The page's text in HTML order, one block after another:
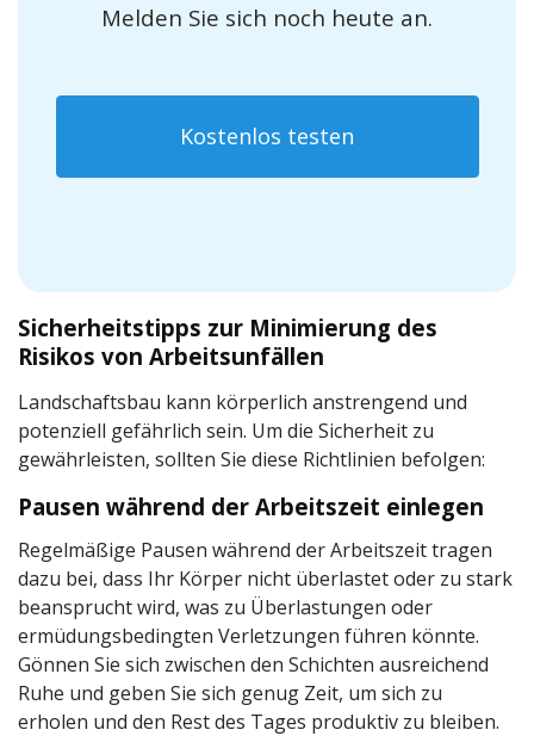
Melden Sie sich noch heute an.
Kostenlos testen
Sicherheitstipps zur Minimierung des
Risikos von Arbeitsunfällen
Landschaftsbau kann körperlich anstrengend und
potenziell gefährlich sein. Um die Sicherheit zu
gewährleisten, sollten Sie diese Richtlinien befolgen:
Pausen während der Arbeitszeit einlegen
Regelmäßige Pausen während der Arbeitszeit tragen
dazu bei, dass Ihr Körper nicht überlastet oder zu stark
beansprucht wird, was zu Überlastungen oder
ermüdungsbedingten Verletzungen führen könnte.
Gönnen Sie sich zwischen den Schichten ausreichend
Ruhe und geben Sie sich genug Zeit, um sich zu
erholen und den Rest des Tages produktiv zu bleiben.